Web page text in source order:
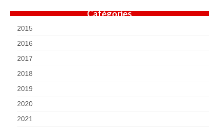
Catégories
2015
2016
2017
2018
2019
2020
2021